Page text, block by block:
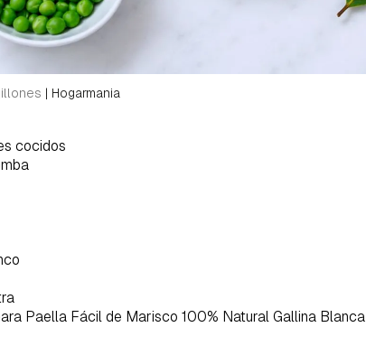
| Hogarmania
cocidos
Paella Fácil de Marisco 100% Natural Gallina Blanca